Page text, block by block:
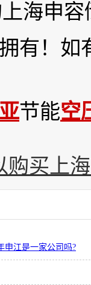
海申
有！如
节能空
购买上
申江是一家公司吗?